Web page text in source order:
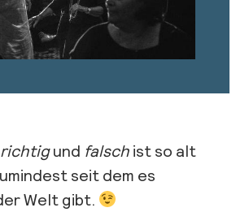
richtigund falsch ist so alt
seit dem es
Welt gibt.